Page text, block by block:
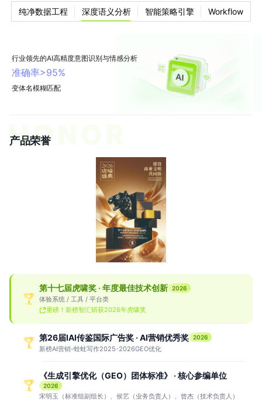
纯净数据工程 深度语义分析 智能策略引擎 Workflow
行业领先的AI高精度意图识别与情感分析
准确率>95%
变体名模糊匹配
HONOR
产品荣誉
第十七届虎啸奖 · 年度最佳技术创新 2026
体验系统 / 工具 / 平台类
重磅！新榜智汇斩获2026年虎啸奖
第26届IAI传鉴国际广告奖 · AI营销优秀奖 2026
新榜AI营销-蛙蛙写作2025-2026GEO优化
《生成引擎优化（GEO）团体标准》 · 核心参编单位
2026
宋明玉（标准组副组长）、侯艺（业务负责人）、曾杰（技术负责人）